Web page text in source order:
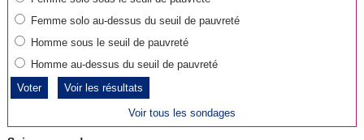
Femme solo au-dessus du seuil de pauvreté
Homme sous le seuil de pauvreté
Homme au-dessus du seuil de pauvreté
Voir les résultats
Voir tous les sondages